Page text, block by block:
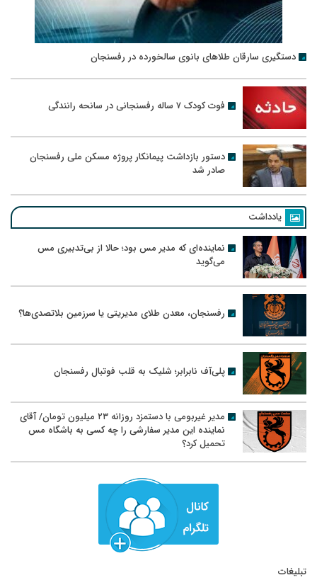
دستگیری سارقان طلاهای بانوی سالخورده در رفسنجان
فوت کودک ۷ ساله رفسنجانی در سانحه رانندگی
دستور بازداشت پیمانکار پروژه مسکن ملی رفسنجان
صادر شد
یادداشت
نماینده‌ای که مدیر مس بود؛ حالا از بی‌تدبیری مس
می‌گوید
رفسنجان، معدن طلای مدیریتی یا سرزمین بلاتصدی‌ها؟
پلی‌آف نابرابر؛ شلیک به قلب فوتبال رفسنجان
مدیر غیربومی با دستمزد روزانه ۲۳ میلیون تومان/ آقای
نماینده این مدیر سفارشی را چه کسی به باشگاه مس
تحمیل کرد؟
تبلیغات